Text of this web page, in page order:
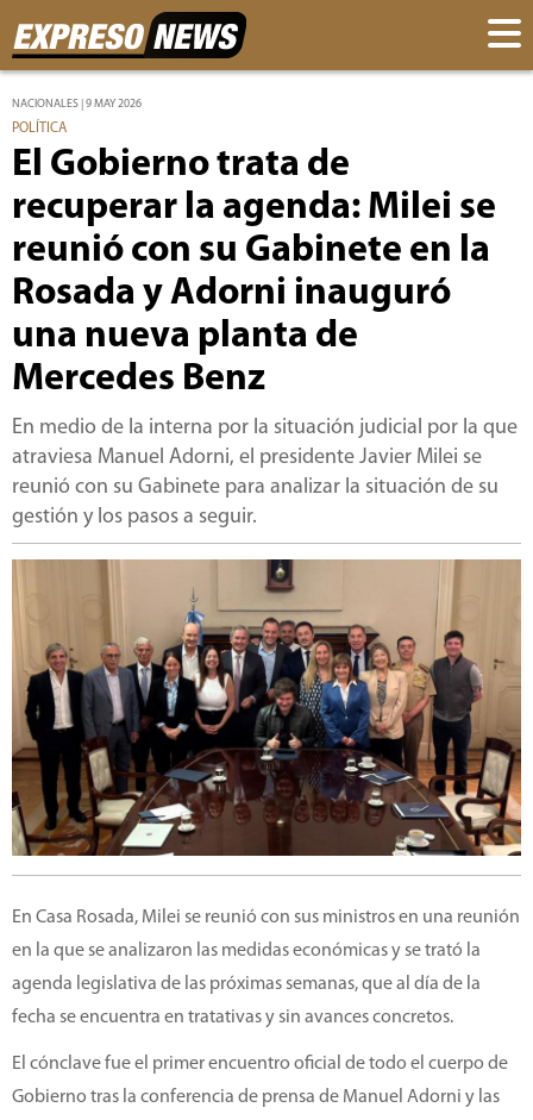
NACIONALES | 9 MAY 2026
POLÍTICA
El Gobierno trata de
recuperar la agenda: Milei se
reunió con su Gabinete en la
Rosada y Adorni inauguró
una nueva planta de
Mercedes Benz
En medio de la interna por la situación judicial por la que
atraviesa Manuel Adorni, el presidente Javier Milei se
reunió con su Gabinete para analizar la situación de su
gestión y los pasos a seguir.
En Casa Rosada, Milei se reunió con sus ministros en una reunión
en la que se analizaron las medidas económicas y se trató la
agenda legislativa de las próximas semanas, que al día de la
fecha se encuentra en tratativas y sin avances concretos.
El cónclave fue el primer encuentro oficial de todo el cuerpo de
Gobierno tras la conferencia de prensa de Manuel Adorni y las